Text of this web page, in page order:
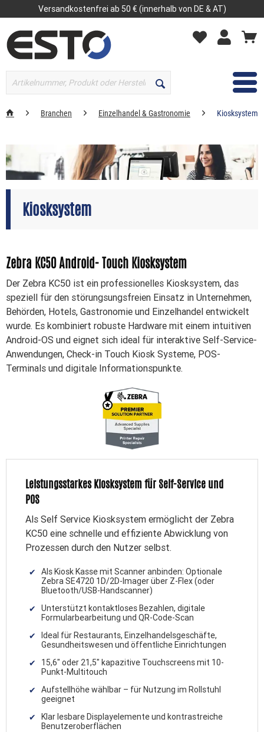
Versandkostenfrei ab 50 € (innerhalb von DE & AT)
MENÜ
Branchen Einzelhandel & Gastronomie Kiosksystem
Kiosksystem
Zebra KC50 Android- Touch Kiosksystem
Der Zebra KC50 ist ein professionelles Kiosksystem, das
speziell für den störungsungsfreien Einsatz in Unternehmen,
Behörden, Hotels, Gastronomie und Einzelhandel entwickelt
wurde. Es kombiniert robuste Hardware mit einem intuitiven
Android-OS und eignet sich ideal für interaktive Self-Service-
Anwendungen, Check-in Touch Kiosk Systeme, POS-
Terminals und digitale Informationspunkte.
Leistungsstarkes Kiosksystem für Self-Service und
POS
Als Self Service Kiosksystem ermöglicht der Zebra
KC50 eine schnelle und effiziente Abwicklung von
Prozessen durch den Nutzer selbst.
Als Kiosk Kasse mit Scanner anbinden: Optionale
Zebra SE4720 1D/2D-Imager über Z-Flex (oder
Bluetooth/USB-Handscanner)
Unterstützt kontaktloses Bezahlen, digitale
Formularbearbeitung und QR-Code-Scan
Ideal für Restaurants, Einzelhandelsgeschäfte,
Gesundheitswesen und öffentliche Einrichtungen
15,6″ oder 21,5″ kapazitive Touchscreens mit 10-
Punkt-Multitouch
Aufstellhöhe wählbar – für Nutzung im Rollstuhl
geeignet
Klar lesbare Displayelemente und kontrastreiche
Benutzeroberflächen